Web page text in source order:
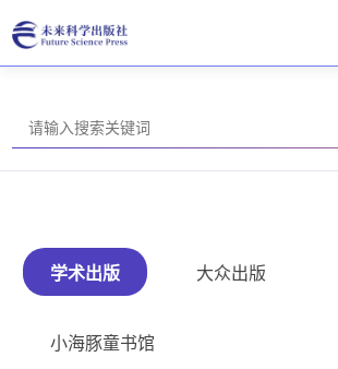
学术出版 大众出版
小海豚童书馆